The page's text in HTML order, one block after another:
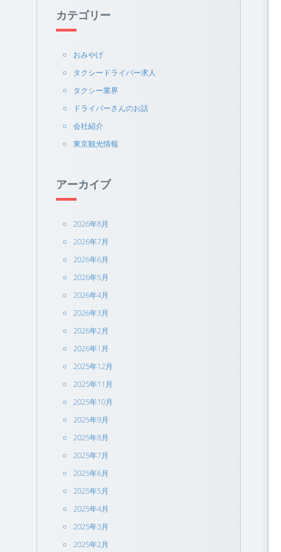
カテゴリー
おみやげ
タクシードライバー求人
タクシー業界
ドライバーさんのお話
会社紹介
東京観光情報
アーカイブ
2026年8月
2026年7月
2026年6月
2026年5月
2026年4月
2026年3月
2026年2月
2026年1月
2025年12月
2025年11月
2025年10月
2025年9月
2025年8月
2025年7月
2025年6月
2025年5月
2025年4月
2025年3月
2025年2月